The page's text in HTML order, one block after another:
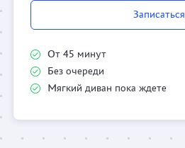
Записаться
От 45 минут
Без очереди
Мягкий диван пока ждете